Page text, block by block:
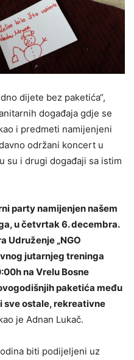
dijete bez paketića“,
događaja gdje se
i predmeti namijenjeni
održani koncert u
su i drugi događaji sa istim
party namijenjen našem
u četvrtak 6. decembra.
Udruženje „NGO
jutarnjeg treninga
na Vrelu Bosne
paketića među
sve ostale, rekreativne
je Adnan Lukač.
biti podijeljeni uz